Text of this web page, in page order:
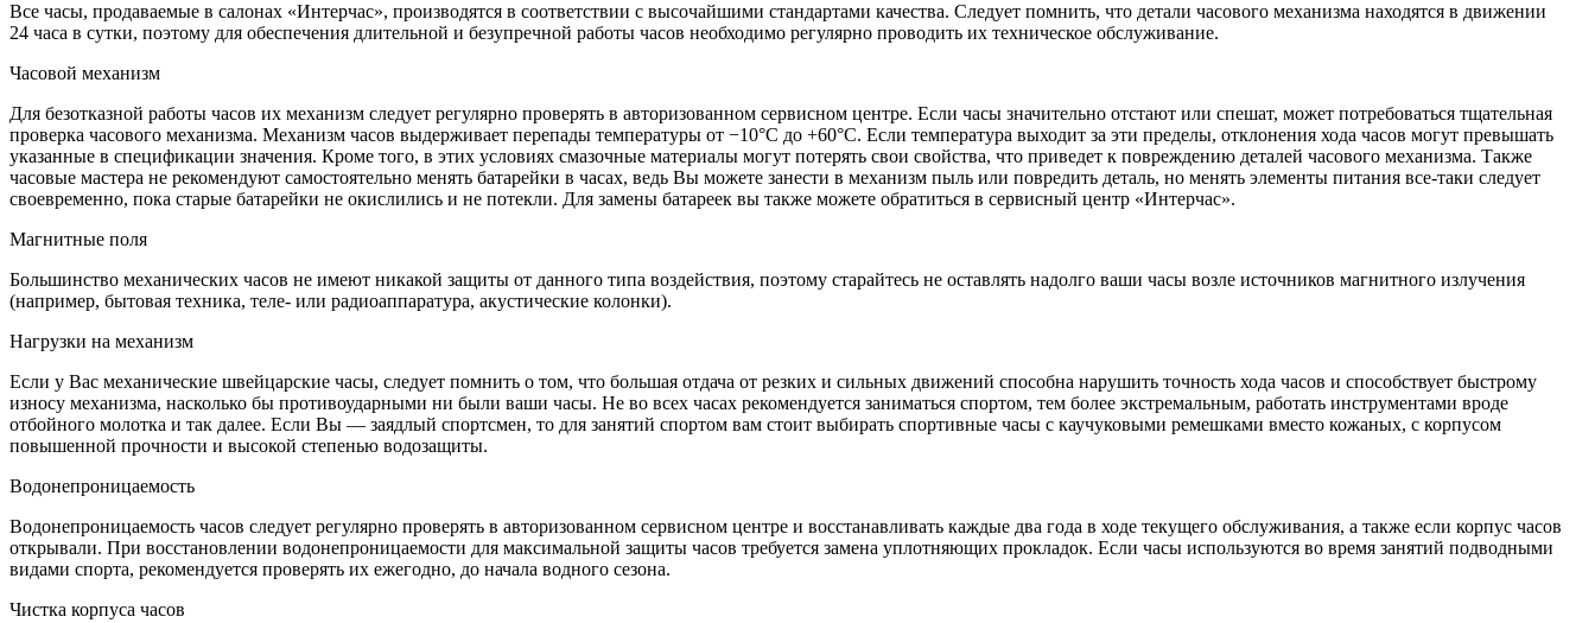
Все часы, продаваемые в салонах «Интерчас», производятся в соответствии с высочайшими стандартами качества. Следует помнить, что детали часового механизма находятся в движении
24 часа в сутки, поэтому для обеспечения длительной и безупречной работы часов необходимо регулярно проводить их техническое обслуживание.
Часовой механизм
Для безотказной работы часов их механизм следует регулярно проверять в авторизованном сервисном центре. Если часы значительно отстают или спешат, может потребоваться тщательная
проверка часового механизма. Механизм часов выдерживает перепады температуры от −10°C до +60°C. Если температура выходит за эти пределы, отклонения хода часов могут превышать
указанные в спецификации значения. Кроме того, в этих условиях смазочные материалы могут потерять свои свойства, что приведет к повреждению деталей часового механизма. Также
часовые мастера не рекомендуют самостоятельно менять батарейки в часах, ведь Вы можете занести в механизм пыль или повредить деталь, но менять элементы питания все-таки следует
своевременно, пока старые батарейки не окислились и не потекли. Для замены батареек вы также можете обратиться в сервисный центр «Интерчас».
Магнитные поля
Большинство механических часов не имеют никакой защиты от данного типа воздействия, поэтому старайтесь не оставлять надолго ваши часы возле источников магнитного излучения
(например, бытовая техника, теле- или радиоаппаратура, акустические колонки).
Нагрузки на механизм
Если у Вас механические швейцарские часы, следует помнить о том, что большая отдача от резких и сильных движений способна нарушить точность хода часов и способствует быстрому
износу механизма, насколько бы противоударными ни были ваши часы. Не во всех часах рекомендуется заниматься спортом, тем более экстремальным, работать инструментами вроде
отбойного молотка и так далее. Если Вы — заядлый спортсмен, то для занятий спортом вам стоит выбирать спортивные часы с каучуковыми ремешками вместо кожаных, с корпусом
повышенной прочности и высокой степенью водозащиты.
Водонепроницаемость
Водонепроницаемость часов следует регулярно проверять в авторизованном сервисном центре и восстанавливать каждые два года в ходе текущего обслуживания, а также если корпус часов
открывали. При восстановлении водонепроницаемости для максимальной защиты часов требуется замена уплотняющих прокладок. Если часы используются во время занятий подводными
видами спорта, рекомендуется проверять их ежегодно, до начала водного сезона.
Чистка корпуса часов